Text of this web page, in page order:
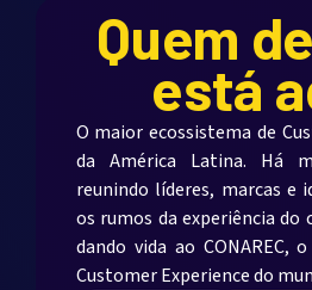
Quem
está
O maior ecossistema de
da América Latina. Há
reunindo líderes, marcas e
os rumos da experiência
dando vida ao CONAREC,
Customer Experience do